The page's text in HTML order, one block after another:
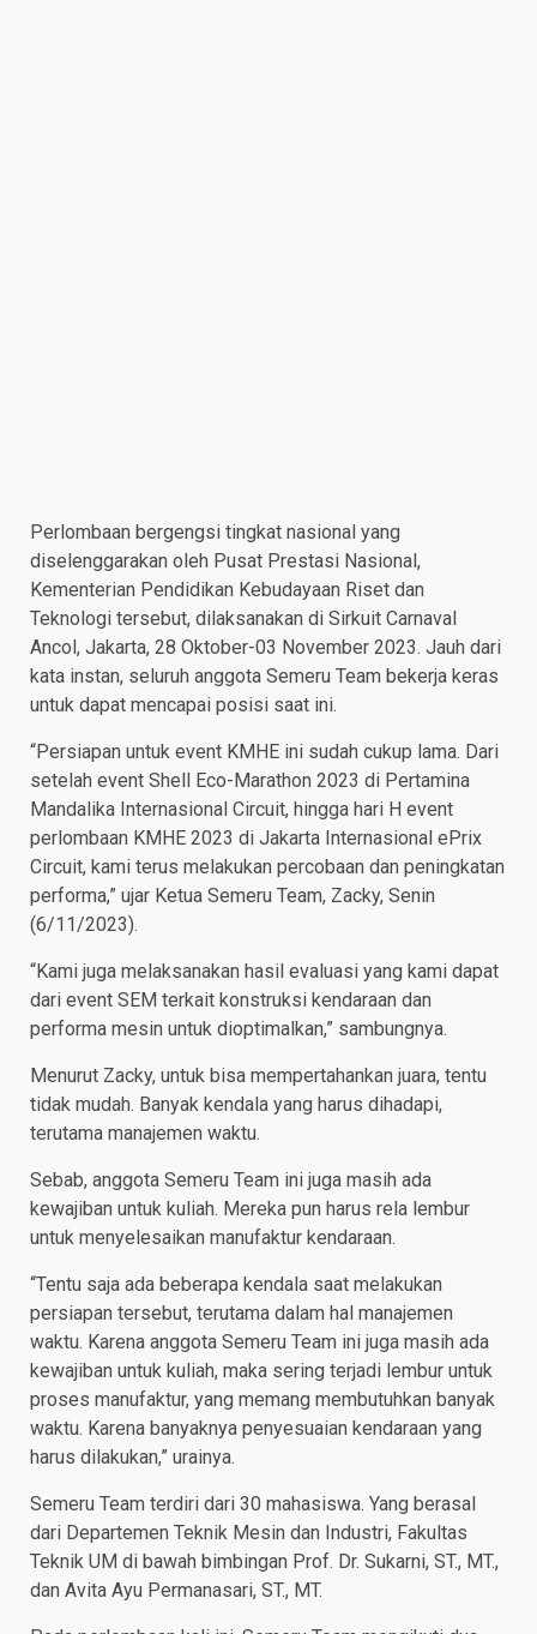
Perlombaan bergengsi tingkat nasional yang
diselenggarakan oleh Pusat Prestasi Nasional,
Kementerian Pendidikan Kebudayaan Riset dan
Teknologi tersebut, dilaksanakan di Sirkuit Carnaval
Ancol, Jakarta, 28 Oktober-03 November 2023. Jauh dari
kata instan, seluruh anggota Semeru Team bekerja keras
untuk dapat mencapai posisi saat ini.
“Persiapan untuk event KMHE ini sudah cukup lama. Dari
setelah event Shell Eco-Marathon 2023 di Pertamina
Mandalika Internasional Circuit, hingga hari H event
perlombaan KMHE 2023 di Jakarta Internasional ePrix
Circuit, kami terus melakukan percobaan dan peningkatan
performa,” ujar Ketua Semeru Team, Zacky, Senin
(6/11/2023).
“Kami juga melaksanakan hasil evaluasi yang kami dapat
dari event SEM terkait konstruksi kendaraan dan
performa mesin untuk dioptimalkan,” sambungnya.
Menurut Zacky, untuk bisa mempertahankan juara, tentu
tidak mudah. Banyak kendala yang harus dihadapi,
terutama manajemen waktu.
Sebab, anggota Semeru Team ini juga masih ada
kewajiban untuk kuliah. Mereka pun harus rela lembur
untuk menyelesaikan manufaktur kendaraan.
“Tentu saja ada beberapa kendala saat melakukan
persiapan tersebut, terutama dalam hal manajemen
waktu. Karena anggota Semeru Team ini juga masih ada
kewajiban untuk kuliah, maka sering terjadi lembur untuk
proses manufaktur, yang memang membutuhkan banyak
waktu. Karena banyaknya penyesuaian kendaraan yang
harus dilakukan,” urainya.
Semeru Team terdiri dari 30 mahasiswa. Yang berasal
dari Departemen Teknik Mesin dan Industri, Fakultas
Teknik UM di bawah bimbingan Prof. Dr. Sukarni, ST., MT.,
dan Avita Ayu Permanasari, ST., MT.